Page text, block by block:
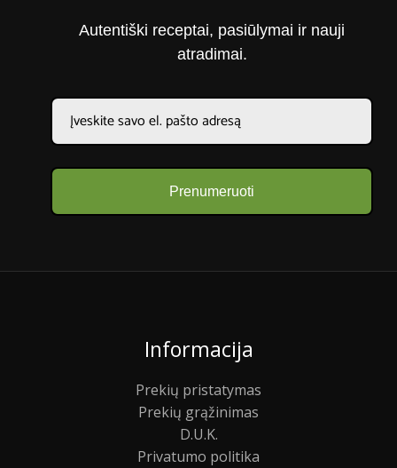
Autentiški receptai, pasiūlymai ir nauji
atradimai.
Prenumeruoti
Informacija
Prekių pristatymas
Prekių grąžinimas
D.U.K.
Privatumo politika